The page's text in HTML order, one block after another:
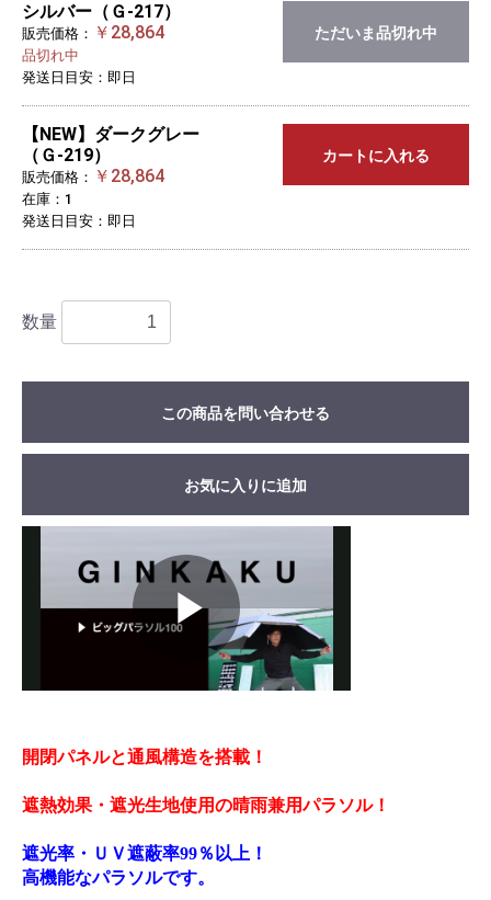
シルバー（Ｇ-217）
販売価格： ￥28,864
品切れ中
発送日目安：即日
ただいま品切れ中
【NEW】ダークグレー
（Ｇ-219）
販売価格： ￥28,864
在庫：1
発送日目安：即日
カートに入れる
数量
この商品を問い合わせる
お気に入りに追加
開閉パネルと通風構造を搭載！
遮熱効果・遮光生地使用の晴雨兼用パラソル！
遮光率・ＵＶ遮蔽率99％以上！
高機能なパラソルです。